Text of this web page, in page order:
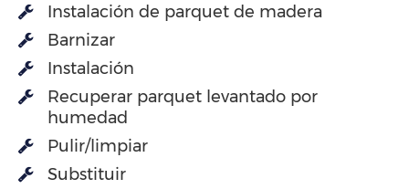
Instalación de parquet de madera
Barnizar
Instalación
Recuperar parquet levantado por
humedad
Pulir/limpiar
Substituir